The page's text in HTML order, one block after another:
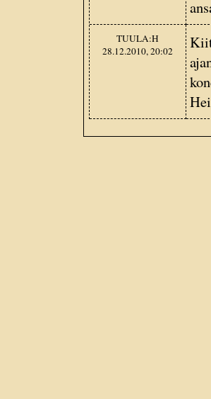
TUULA:H
28.12.2010, 20:02